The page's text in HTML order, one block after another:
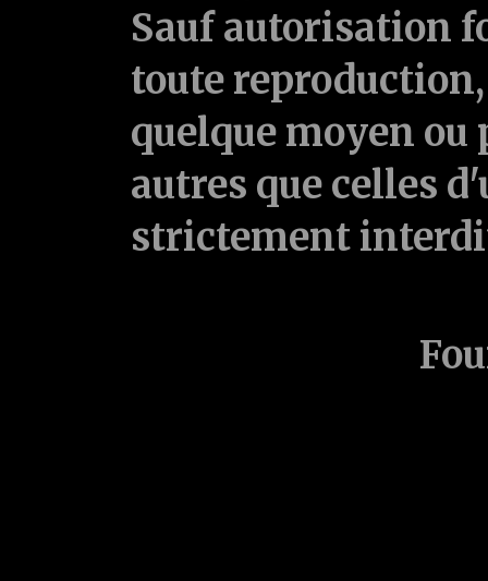
Sauf autorisation
toute
quelque moyen ou
autres que celles
strictement